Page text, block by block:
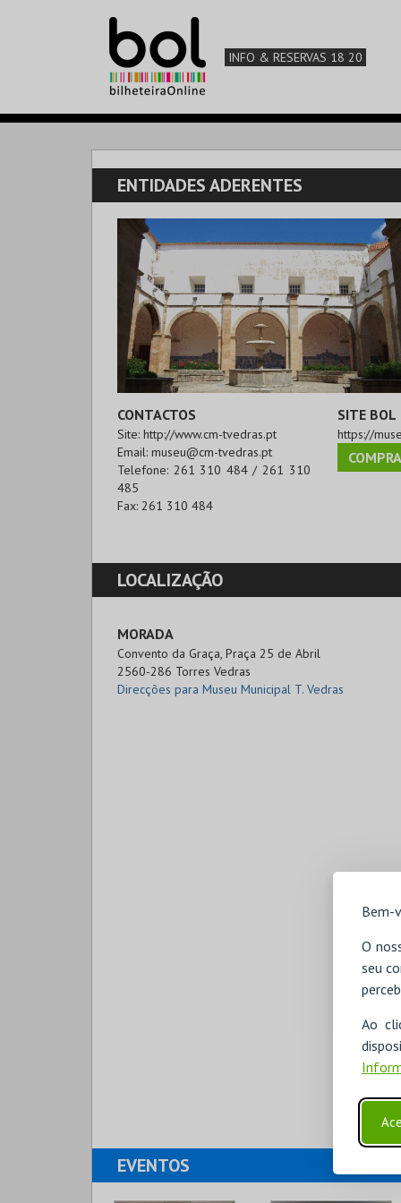
Bem-
O
seu
Ao
INFO & RESERVAS 18 20
ENTIDADES ADERENTES
CONTACTOS
Site: http://www.cm-tvedras.pt
Email: museu@cm-tvedras.pt
Telefone: 261 310 484 / 261 310
485
Fax: 261 310 484
SITE BOL
https://
LOCALIZAÇÃO
MORADA
Convento da Graça, Praça 25 de Abril
2560-286 Torres Vedras
Direcções para Museu Municipal T. Vedras
EVENTOS